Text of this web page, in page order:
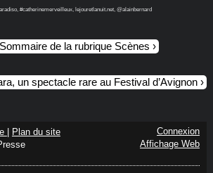
#catherinemerveilleux, lejouretlanuit.net, @alainbernard
de la rubrique Scènes
un spectacle rare au Festival d’Avignon
Plan du site
Connexion
Affichage Web